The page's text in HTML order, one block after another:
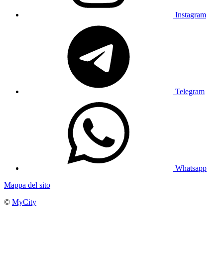
Instagram
Telegram
Whatsapp
Mappa del sito
© MyCity